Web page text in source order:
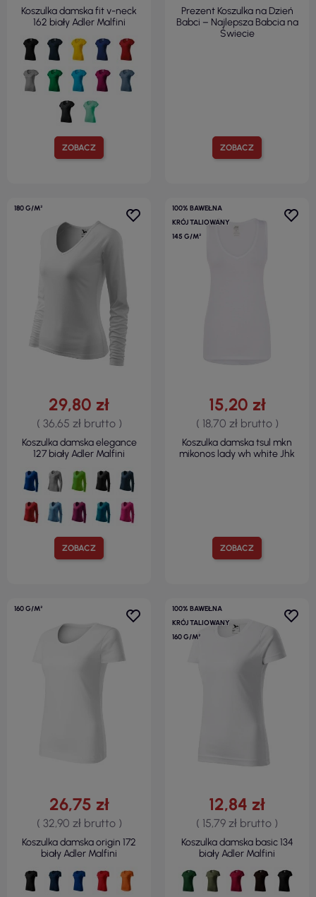
ZOBACZ
Koszulka damska fit v-neck
162 biały Adler Malfini
ZOBACZ
Prezent Koszulka na Dzień
Babci – Najlepsza Babcia na
Świecie
180 G/M²
ZOBACZ
29,80 zł
( 36,65 zł brutto )
Koszulka damska elegance
127 biały Adler Malfini
100% BAWEŁNA
KRÓJ TALIOWANY
145 G/M²
ZOBACZ
15,20 zł
( 18,70 zł brutto )
Koszulka damska tsul mkn
mikonos lady wh white Jhk
160 G/M²
26,75 zł
( 32,90 zł brutto )
Koszulka damska origin 172
biały Adler Malfini
100% BAWEŁNA
KRÓJ TALIOWANY
160 G/M²
12,84 zł
( 15,79 zł brutto )
Koszulka damska basic 134
biały Adler Malfini